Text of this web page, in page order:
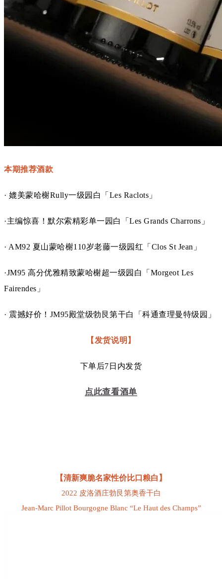
本期推荐酒款
· 媲美蒙哈榭Rully一级园白 「Les Raclots」
·主编惊喜！默尔索精彩单一园白 「Les Grands Charrons 」
· AM92 夏山蒙哈榭110岁老藤一级园红「Clos St Jean」
·JM95 高分优雅精致蒙哈榭超一级园白
「Morgeot Les
Fairendes」
· 震撼好价！ JM95殿堂级勃艮第干白 「科通查理曼特级园 」
【发货说明】
下单后7日内发货
点此查看酒单
【清新爽脆名家性价比口粮白】
2022 皮洛酒庄勃艮第奥香干白
Jean-Marc Pillot Bourgogne Blanc “Le Haut des Champs”